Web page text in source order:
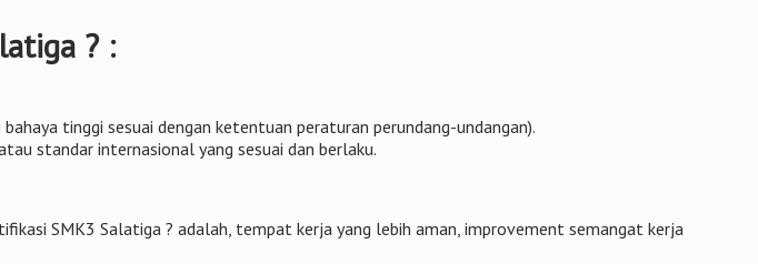
? :
tinggi sesuai dengan ketentuan peraturan perundang-undangan).
standar internasional yang sesuai dan berlaku.
SMK3 Salatiga ? adalah, tempat kerja yang lebih aman, improvement semangat kerja